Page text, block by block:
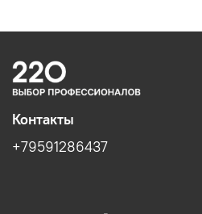
Высота, мм: 85
Контакты
+79591286437